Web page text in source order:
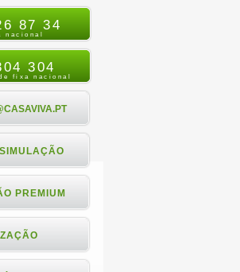
87 34
nacional
304
fixa nacional
PREMIUM